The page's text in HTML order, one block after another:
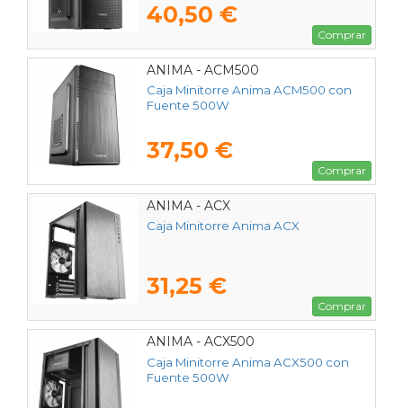
40,50 €
Comprar
ANIMA - ACM500
Caja Minitorre Anima ACM500 con
Fuente 500W
37,50 €
Comprar
ANIMA - ACX
Caja Minitorre Anima ACX
31,25 €
Comprar
ANIMA - ACX500
Caja Minitorre Anima ACX500 con
Fuente 500W